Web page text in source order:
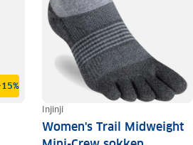
Injinji
Women's Trail Midweight